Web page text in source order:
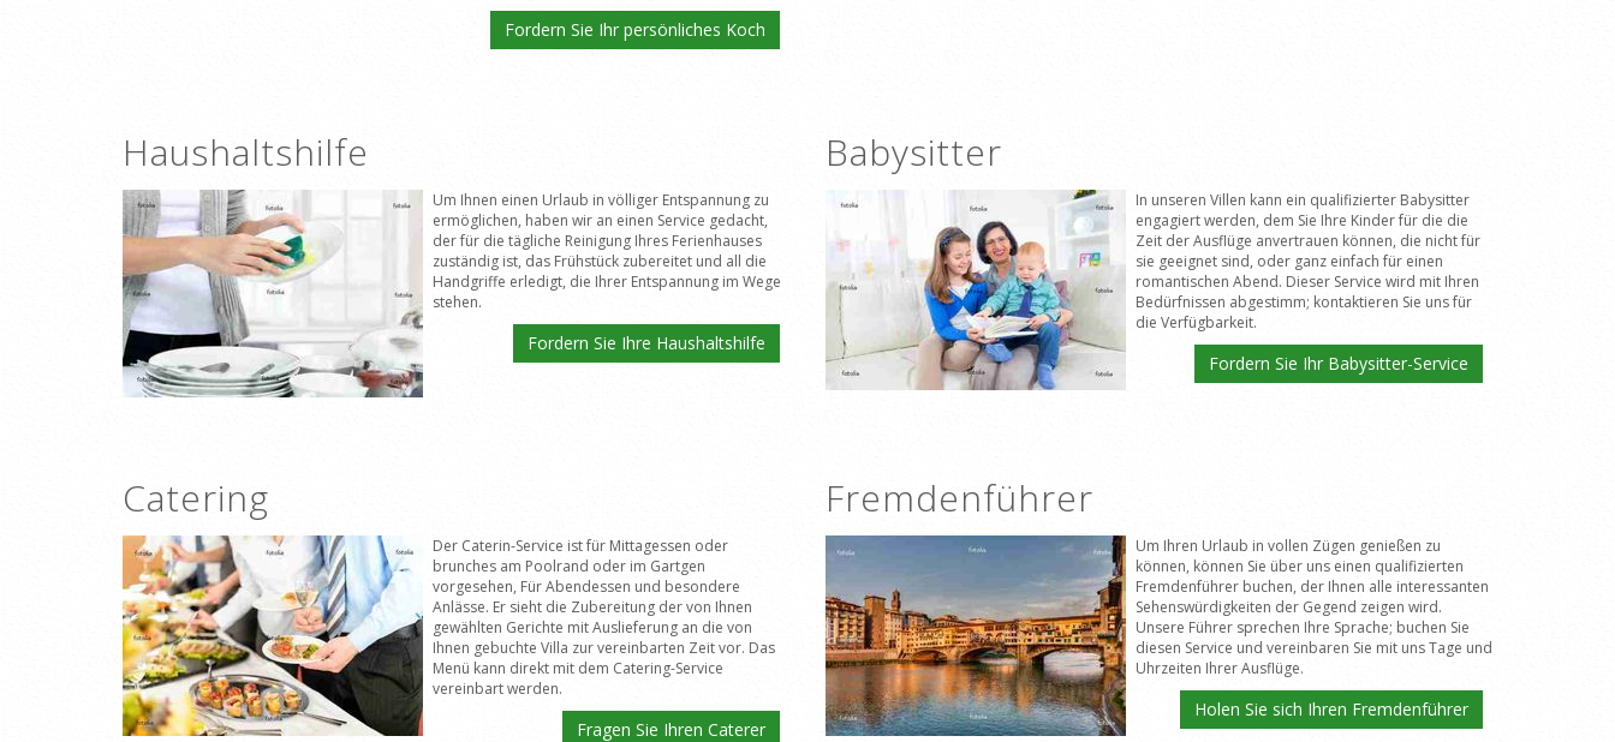
Fordern Sie Ihr persönliches Koch
Haushaltshilfe
Um Ihnen einen Urlaub in völliger Entspannung zu
ermöglichen, haben wir an einen Service gedacht,
der für die tägliche Reinigung Ihres Ferienhauses
zuständig ist, das Frühstück zubereitet und all die
Handgriffe erledigt, die Ihrer Entspannung im Wege
stehen.
Fordern Sie Ihre Haushaltshilfe
Babysitter
In unseren Villen kann ein qualifizierter Babysitter
engagiert werden, dem Sie Ihre Kinder für die die
Zeit der Ausflüge anvertrauen können, die nicht für
sie geeignet sind, oder ganz einfach für einen
romantischen Abend. Dieser Service wird mit Ihren
Bedürfnissen abgestimm; kontaktieren Sie uns für
die Verfügbarkeit.
Fordern Sie Ihr Babysitter-Service
Catering
Der Caterin-Service ist für Mittagessen oder
brunches am Poolrand oder im Gartgen
vorgesehen, Für Abendessen und besondere
Anlässe. Er sieht die Zubereitung der von Ihnen
gewählten Gerichte mit Auslieferung an die von
Ihnen gebuchte Villa zur vereinbarten Zeit vor. Das
Menü kann direkt mit dem Catering-Service
vereinbart werden.
Fragen Sie Ihren Caterer
Fremdenführer
Um Ihren Urlaub in vollen Zügen genießen zu
können, können Sie über uns einen qualifizierten
Fremdenführer buchen, der Ihnen alle interessanten
Sehenswürdigkeiten der Gegend zeigen wird.
Unsere Führer sprechen Ihre Sprache; buchen Sie
diesen Service und vereinbaren Sie mit uns Tage und
Uhrzeiten Ihrer Ausflüge.
Holen Sie sich Ihren Fremdenführer